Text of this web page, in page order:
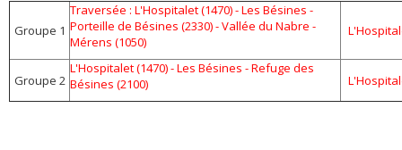
Galerie Vidéos
Traces
Groupe 1
Traversée : L'Hospitalet (1470) - Les Bésines -
Porteille de Bésines (2330) - Vallée du Nabre -
Mérens (1050)
Groupe 2
L'Hospitalet (1470) - Les Bésines - Refuge des
Bésines (2100)